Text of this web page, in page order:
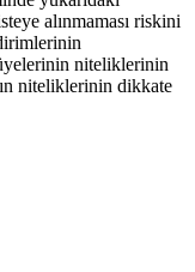
alınmaması riskini
niteliklerinin
niteliklerinin dikkate